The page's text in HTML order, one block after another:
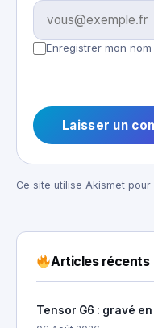
Enregistrer mon
Ce site utilise Akismet
Articles récents
Tensor G6 : gravé